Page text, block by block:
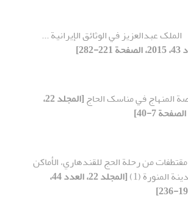
الملک عبدالعزيز في الوثائق الإيرانية ...
المنهاج في مناسک الحاج
[المجلد 22،
مقتطفات من رحلة الحج للقندهاري، الأماکن
المنورة (1)
[المجلد 22، العدد 44،